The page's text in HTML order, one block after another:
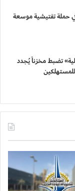
48 مخالفاً في حملة تفتيشية موسعة
تضبط مخزناً يُجدد